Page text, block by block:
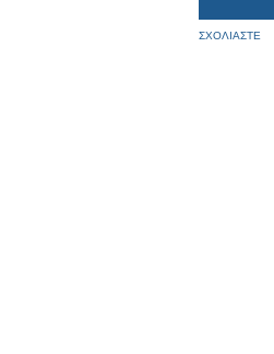
ΣΧΟΛΙΑΣΤΕ